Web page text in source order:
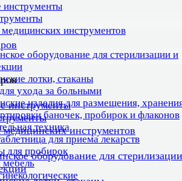
инструментов
оборудование для стерилизации и
лотки, стаканы
ухода за больными
изделия для размещения,
баночек, пробирок и флаконов
техника
для приема лекарств
для пробирок
инструменты
инструментов
оборудование для